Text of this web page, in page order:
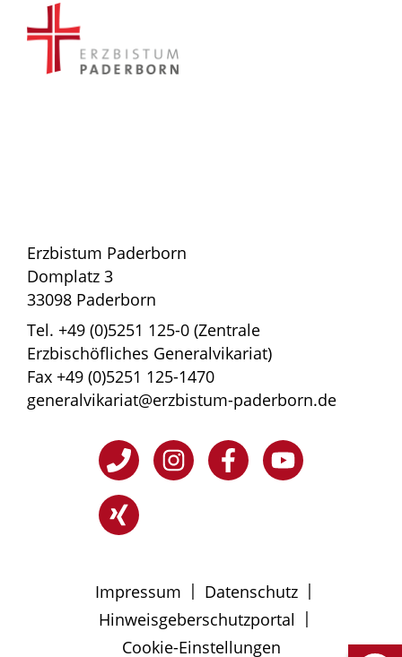
Erzbistum Paderborn
Domplatz 3
33098 Paderborn
Tel. +49 (0)5251 125-0 (Zentrale
Erzbischöfliches Generalvikariat)
Fax +49 (0)5251 125-1470
generalvikariat@erzbistum-paderborn.de
Impressum | Datenschutz |
Hinweisgeberschutzportal |
Cookie-Einstellungen